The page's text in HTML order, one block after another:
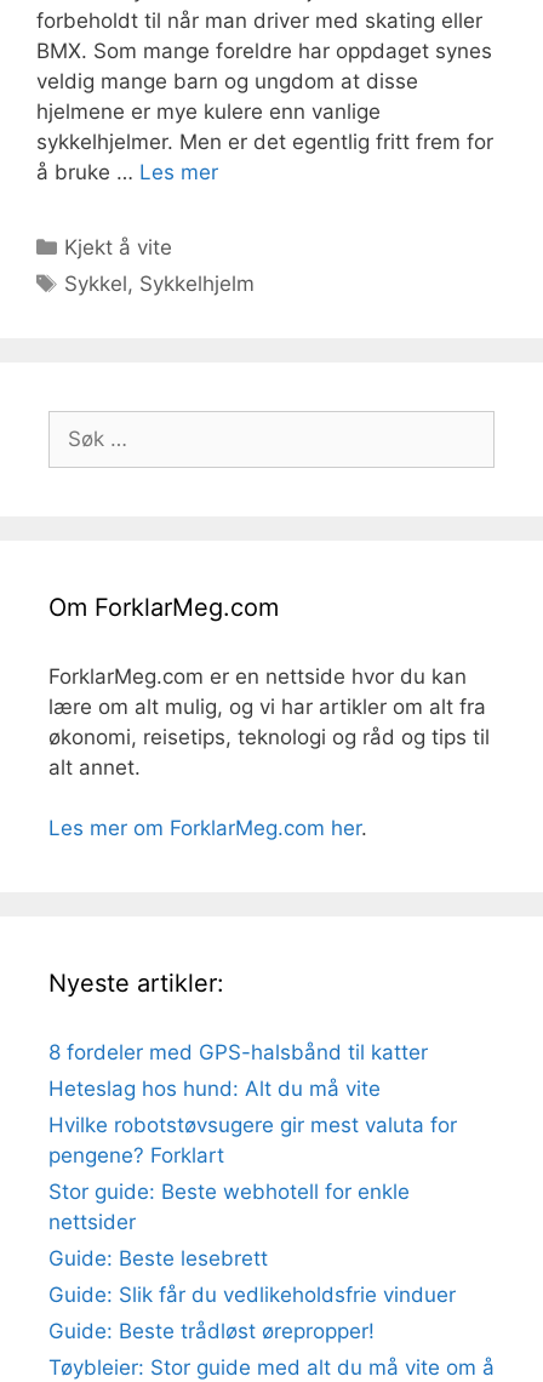
forbeholdt til når man driver med skating eller
BMX. Som mange foreldre har oppdaget synes
veldig mange barn og ungdom at disse
hjelmene er mye kulere enn vanlige
sykkelhjelmer. Men er det egentlig fritt frem for
å bruke … Les mer
Kategorier
Kjekt å vite
Stikkord
Sykkel, Sykkelhjelm
etter:
Om ForklarMeg.com
ForklarMeg.com er en nettside hvor du kan
lære om alt mulig, og vi har artikler om alt fra
økonomi, reisetips, teknologi og råd og tips til
alt annet.
Les mer om ForklarMeg.com her.
Nyeste artikler:
8 fordeler med GPS-halsbånd til katter
Heteslag hos hund: Alt du må vite
Hvilke robotstøvsugere gir mest valuta for
pengene? Forklart
Stor guide: Beste webhotell for enkle
nettsider
Guide: Beste lesebrett
Guide: Slik får du vedlikeholdsfrie vinduer
Guide: Beste trådløst ørepropper!
Tøybleier: Stor guide med alt du må vite om å